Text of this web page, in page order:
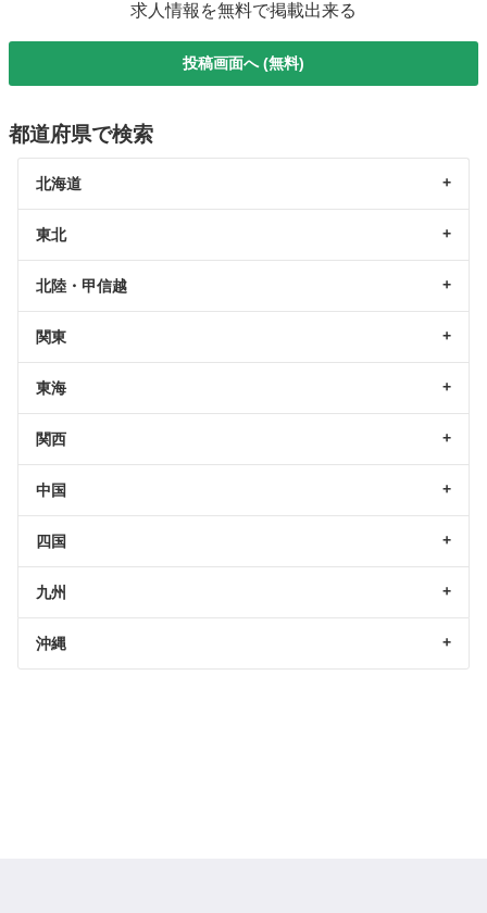
求人情報を無料で掲載出来る
投稿画面へ (無料)
都道府県で検索
北海道
東北
北陸・甲信越
関東
東海
関西
中国
四国
九州
沖縄